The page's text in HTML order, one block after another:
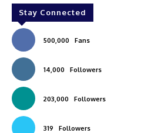
Stay Connected
500,000 Fans
14,000 Followers
203,000 Followers
319 Followers